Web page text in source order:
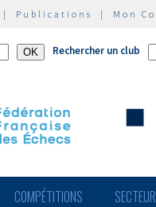
| Publications | Mon
Rechercher un club
COMPÉTITIONS